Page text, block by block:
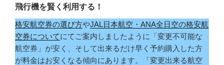
飛行機を賢く利用する！
格安航空券の選び方やJAL日本航空・ANA全日空の格安航
空券についてにてご案内しましたように「変更不可能な
航空券」が安く、そして出来るだけ早く予約購入した方
が料金はお安くなる傾向にあります。「変更出来る航空